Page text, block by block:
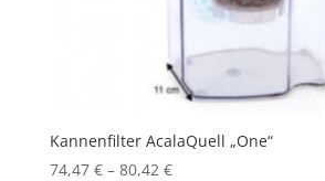
Kannenfilter AcalaQuell „One“
74,47 €– 80,42 €